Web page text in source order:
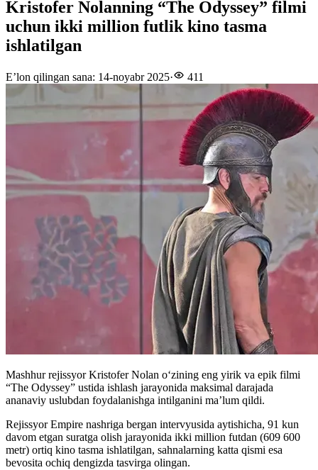
Kristofer Nolanning “The Odyssey” filmi
uchun ikki million futlik kino tasma
ishlatilgan
E’lon qilingan sana: 14-noyabr 2025· 411
Mashhur rejissyor Kristofer Nolan o‘zining eng yirik va epik filmi
“The Odyssey” ustida ishlash jarayonida maksimal darajada
ananaviy uslubdan foydalanishga intilganini ma’lum qildi.
Rejissyor Empire nashriga bergan intervyusida aytishicha, 91 kun
davom etgan suratga olish jarayonida ikki million futdan (609 600
metr) ortiq kino tasma ishlatilgan, sahnalarning katta qismi esa
bevosita ochiq dengizda tasvirga olingan.